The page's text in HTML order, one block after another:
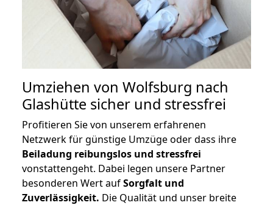
Umziehen von Wolfsburg nach
Glashütte sicher und stressfrei
Profitieren Sie von unserem erfahrenen
Netzwerk für günstige Umzüge oder dass ihre
Beiladung reibungslos und stressfrei
vonstattengeht. Dabei legen unsere Partner
besonderen Wert aufSorgfalt und
Zuverlässigkeit. Die Qualität und unser breite